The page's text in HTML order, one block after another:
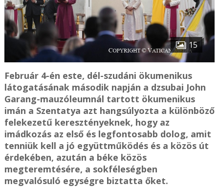
15
Február 4-én este, dél-szudáni ökumenikus
látogatásának második napján a dzsubai John
Garang-mauzóleumnál tartott ökumenikus
imán a Szentatya azt hangsúlyozta a különböző
felekezetű keresztényeknek, hogy az
imádkozás az első és legfontosabb dolog, amit
tenniük kell a jó együttműködés és a közös út
érdekében, azután a béke közös
megteremtésére, a sokféleségben
megvalósuló egységre biztatta őket.